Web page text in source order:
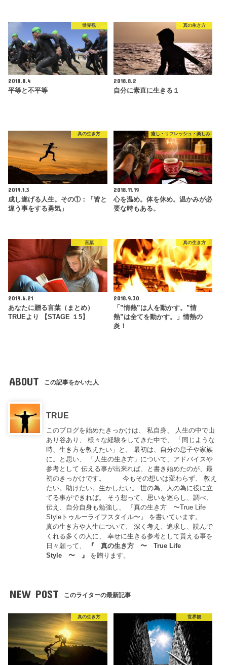
世界観
2018.8.4
平等と不平等
真の生き方
2018.8.2
自分に素直に生きる１
真の生き方
2019.1.3
成し遂げる人生。その①：「皆と
違う事をする勇気」
癒し・リフレッシュ・楽しみ
2018.11.19
心を温め。体を休め。温かみが必
要な時もある。
言葉
2019.6.21
あなたに贈る言葉（まとめ）
TRUEより 【STAGE １5】
真の生き方
2018.9.30
「”情熱”は人を動かす。”情
熱”は全てを動かす。」情熱の
炎！
ABOUT この記事をかいた人
TRUE
このブログを始めたきっかけは、 私自身、 人生の中で山
あり谷あり、 様々な経験をしてきた中で、 「同じような
時、生き方を教えたい」と。 最初は、自分の息子や家族
に。と思い、 「人生の生き方」について、アドバイスや
参考として 伝える事が出来れば、と書き始めたのが、最
初のきっかけです。 今もその想いは変わらず、 教え
たい。助けたい。生かしたい。 世の為、人の為に役に立
てる事ができれば。 そう想って、思いを巡らし、調べ、
伝え、自分自身も勉強し、 『真の生き方 〜True Life
Styleトゥルーライフスタイル〜』 を書いています。
真の生き方や人生について、 深く考え、追求し、読んで
くれる多くの人に、 幸せに生きる参考として貰える事を
日々願って、
『真の生き方 〜 True Life
Style 〜 』 を贈ります。
NEW POST このライターの最新記事
真の生き方 世界観